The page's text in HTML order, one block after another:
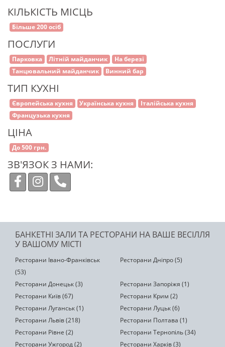
КІЛЬКІСТЬ МІСЦЬ
Більше 200 осіб
ПОСЛУГИ
Парковка Літній майданчик
На березі
Танцювальний майданчик
Винний бар
ТИП КУХНІ
Європейська кухня Українська кухня
Італійська кухня
Французька кухня
ЦІНА
До 500 грн.
ЗВ'ЯЗОК З НАМИ:
БАНКЕТНІ ЗАЛИ ТА РЕСТОРАНИ НА ВАШЕ ВЕСІЛЛЯ
У ВАШОМУ МІСТІ
Ресторани Івано-Франківськ
(53)
Ресторани Дніпро (5)
Ресторани Донецьк (3)
Ресторани Запоріжя (1)
Ресторани Київ (67)
Ресторани Крим (2)
Ресторани Луганськ (1)
Ресторани Луцьк (6)
Ресторани Львів (218)
Ресторани Полтава (1)
Ресторани Рівне (2)
Ресторани Тернопіль (34)
Ресторани Ужгород (2)
Ресторани Харків (3)